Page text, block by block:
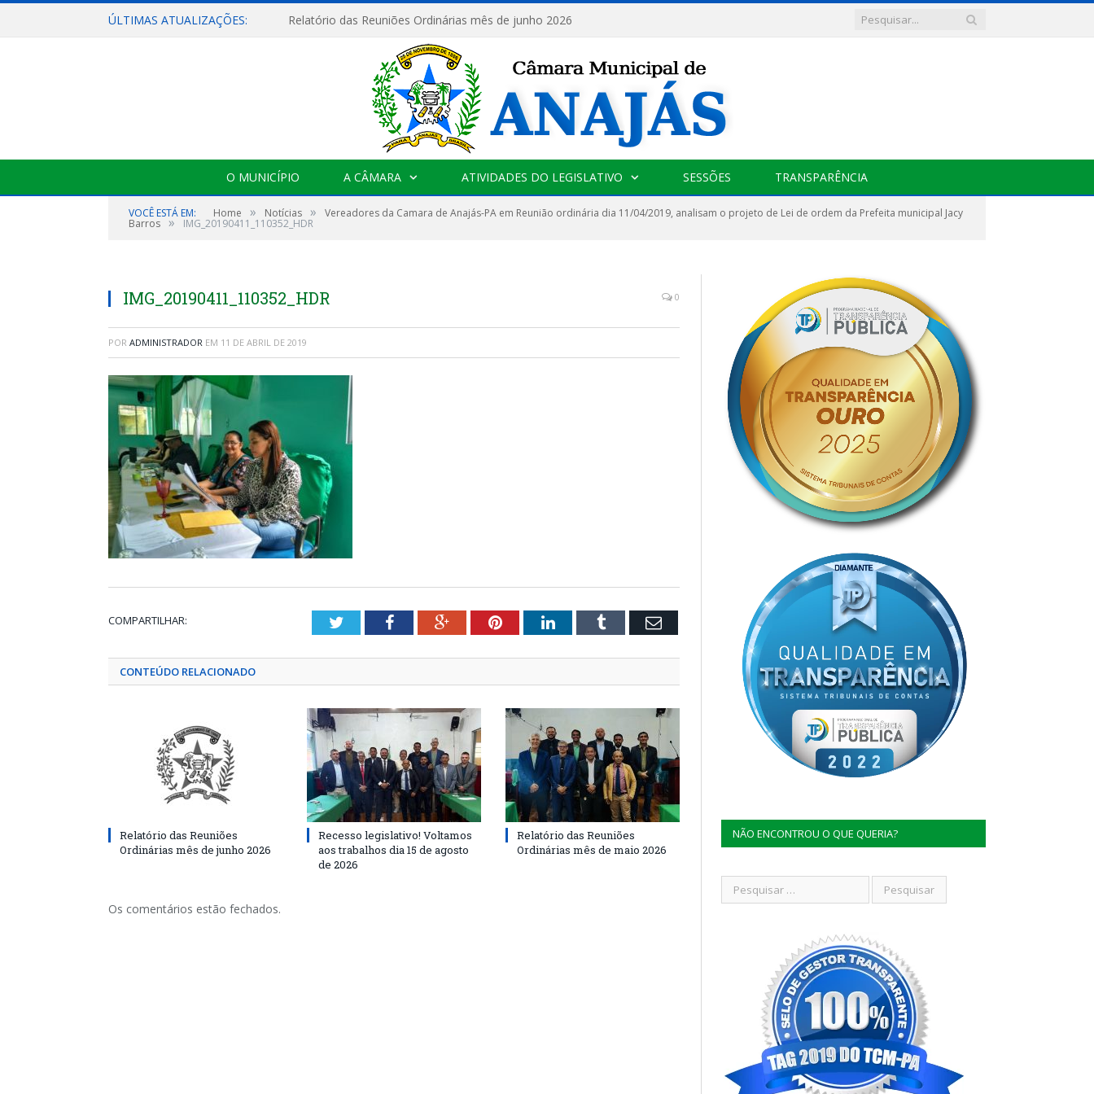
ÚLTIMAS ATUALIZAÇÕES: Relatório das Reuniões Ordinárias mês de junho 2026
O MUNICÍPIO A CÂMARA ATIVIDADES DO LEGISLATIVO SESSÕES TRANSPARÊNCIA
VOCÊ ESTÁ EM: Home » Notícias » Vereadores da Camara de Anajás-PA em Reunião ordinária dia 11/04/2019, analisam o projeto de Lei de ordem da Prefeita municipal Jacy
Barros » IMG_20190411_110352_HDR
IMG_20190411_110352_HDR 0
POR ADMINISTRADOR EM 11 DE ABRIL DE 2019
COMPARTILHAR: TwitterFacebookGoogle+PinterestLinkedInTumblr Email
CONTEÚDO RELACIONADO
Relatório das Reuniões
Ordinárias mês de junho 2026
Recesso legislativo! Voltamos
aos trabalhos dia 15 de agosto
de 2026
Relatório das Reuniões
Ordinárias mês de maio 2026
Os comentários estão fechados.
NÃO ENCONTROU O QUE QUERIA?